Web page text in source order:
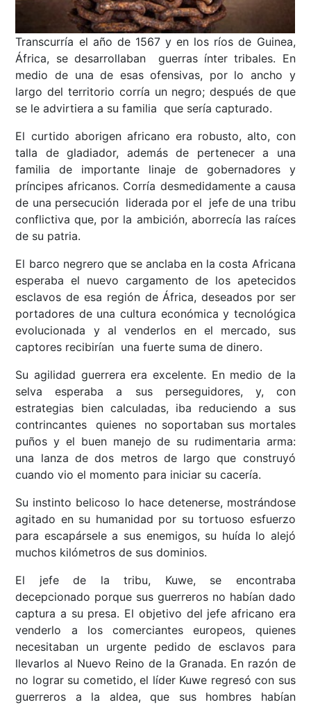
Transcurría el año de 1567 y en los ríos de Guinea,
África, se desarrollaban guerras ínter tribales. En
medio de una de esas ofensivas, por lo ancho y
largo del territorio corría un negro; después de que
se le advirtiera a su familia que sería capturado.
El curtido aborigen africano era robusto, alto, con
talla de gladiador, además de pertenecer a una
familia de importante linaje de gobernadores y
príncipes africanos. Corría desmedidamente a causa
de una persecución liderada por el jefe de una tribu
conflictiva que, por la ambición, aborrecía las raíces
de su patria.
El barco negrero que se anclaba en la costa Africana
esperaba el nuevo cargamento de los apetecidos
esclavos de esa región de África, deseados por ser
portadores de una cultura económica y tecnológica
evolucionada y al venderlos en el mercado, sus
captores recibirían una fuerte suma de dinero.
Su agilidad guerrera era excelente. En medio de la
selva esperaba a sus perseguidores, y, con
estrategias bien calculadas, iba reduciendo a sus
contrincantes quienes no soportaban sus mortales
puños y el buen manejo de su rudimentaria arma:
una lanza de dos metros de largo que construyó
cuando vio el momento para iniciar su cacería.
Su instinto belicoso lo hace detenerse, mostrándose
agitado en su humanidad por su tortuoso esfuerzo
para escapársele a sus enemigos, su huída lo alejó
muchos kilómetros de sus dominios.
El jefe de la tribu, Kuwe, se encontraba
decepcionado porque sus guerreros no habían dado
captura a su presa. El objetivo del jefe africano era
venderlo a los comerciantes europeos, quienes
necesitaban un urgente pedido de esclavos para
llevarlos al Nuevo Reino de la Granada. En razón de
no lograr su cometido, el líder Kuwe regresó con sus
guerreros a la aldea, que sus hombres habían